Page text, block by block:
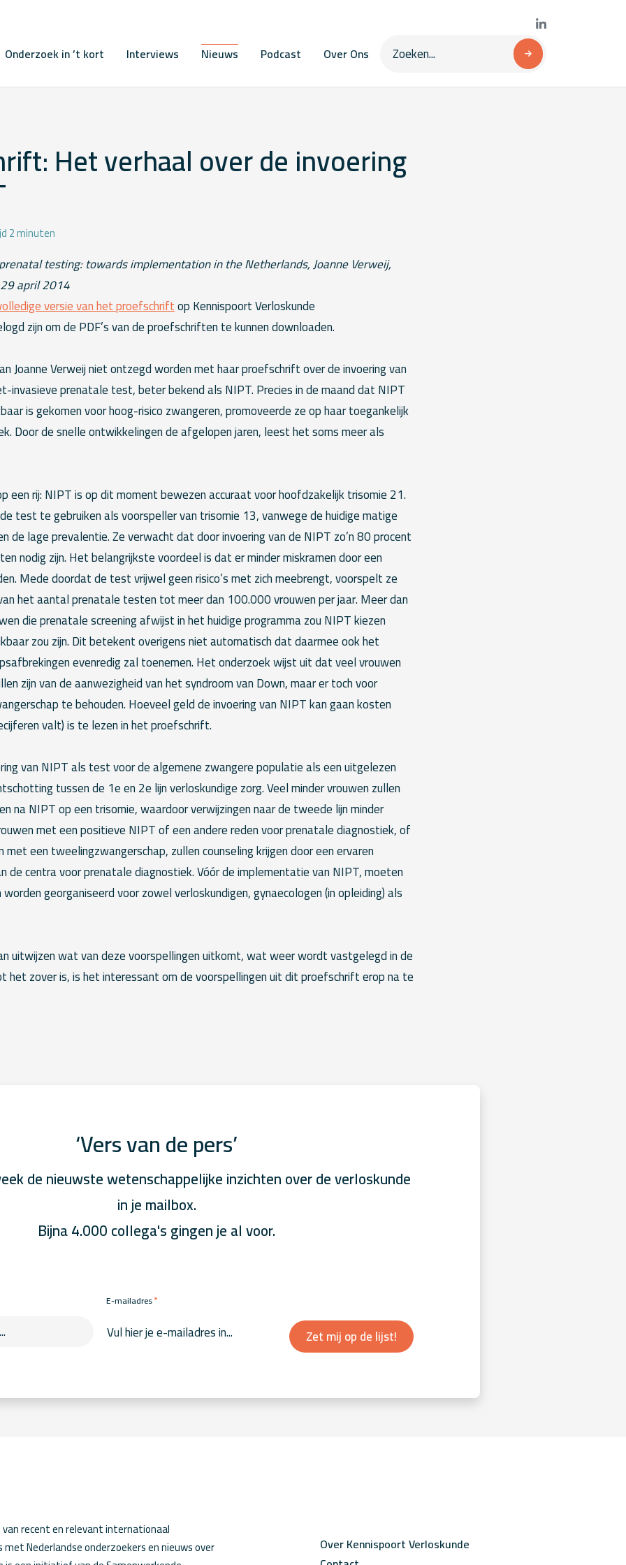
Onderzoek in ’t kort Interviews Nieuws Podcast Over Ons
Het verhaal over de invoering
2 minuten
testing: towards implementation in the Netherlands, Joanne Verweij,
april 2014
versie van het proefschriftop Kennispoort Verloskunde
zijn om de PDF’s van de proefschriften te kunnen downloaden.
Joanne Verweij niet ontzegd worden met haar proefschrift over de invoering van
invasieve prenatale test, beter bekend als NIPT. Precies in de maand dat NIPT
is gekomen voor hoog-risico zwangeren, promoveerde ze op haar toegankelijk
Door de snelle ontwikkelingen de afgelopen jaren, leest het soms meer als
een rij: NIPT is op dit moment bewezen accuraat voor hoofdzakelijk trisomie 21.
test te gebruiken als voorspeller van trisomie 13, vanwege de huidige matige
de lage prevalentie. Ze verwacht dat door invoering van de NIPT zo’n 80 procent
nodig zijn. Het belangrijkste voordeel is dat er minder miskramen door een
Mede doordat de test vrijwel geen risico’s met zich meebrengt, voorspelt ze
het aantal prenatale testen tot meer dan 100.000 vrouwen per jaar. Meer dan
die prenatale screening afwijst in het huidige programma zou NIPT kiezen
zou zijn. Dit betekent overigens niet automatisch dat daarmee ook het
evenredig zal toenemen. Het onderzoek wijst uit dat veel vrouwen
zijn van de aanwezigheid van het syndroom van Down, maar er toch voor
te behouden. Hoeveel geld de invoering van NIPT kan gaan kosten
valt) is te lezen in het proefschrift.
van NIPT als test voor de algemene zwangere populatie als een uitgelezen
tussen de 1e en 2e lijn verloskundige zorg. Veel minder vrouwen zullen
na NIPT op een trisomie, waardoor verwijzingen naar de tweede lijn minder
met een positieve NIPT of een andere reden voor prenatale diagnostiek, of
een tweelingzwangerschap, zullen counseling krijgen door een ervaren
de centra voor prenatale diagnostiek. Vóór de implementatie van NIPT, moeten
worden georganiseerd voor zowel verloskundigen, gynaecologen (in opleiding) als
uitwijzen wat van deze voorspellingen uitkomt, wat weer wordt vastgelegd in de
het zover is, is het interessant om de voorspellingen uit dit proefschrift erop na te
‘Vers van de pers’
de nieuwste wetenschappelijke inzichten over de verloskunde
in je mailbox.
Bijna 4.000 collega's gingen je al voor.
E-mailadres*
Zet mij op de lijst!
recent en relevant internationaal
Nederlandse onderzoekers en nieuws over
Over Kennispoort Verloskunde